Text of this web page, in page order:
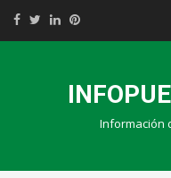
Información